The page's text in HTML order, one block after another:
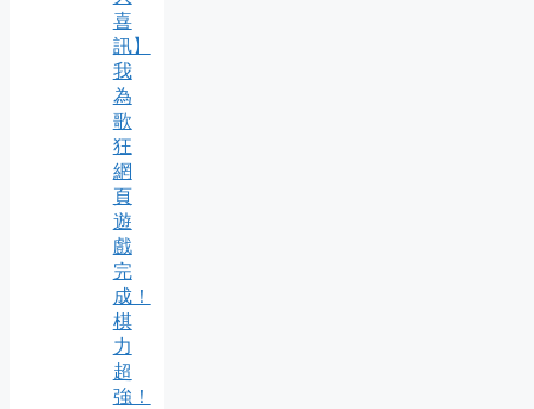
喜
訊】
我
為
歌
狂
網
頁
遊
戲
完
成！
棋
力
超
強！